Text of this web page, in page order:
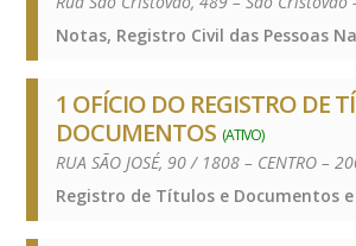
1 OFÍCIO DO REGISTRO DE
DOCUMENTOS (ATIVO)
RUA SÃO JOSÉ, 90 / 1808 – CENTRO –